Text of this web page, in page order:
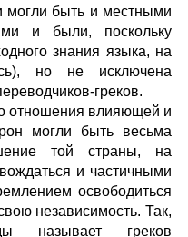
могли быть и местными
и были, поскольку
знания языка, на
но не исключена
греков.
отношения влияющей и
могли быть весьма
той страны, на
и частичными
освободиться
независимость. Так,
называет греков